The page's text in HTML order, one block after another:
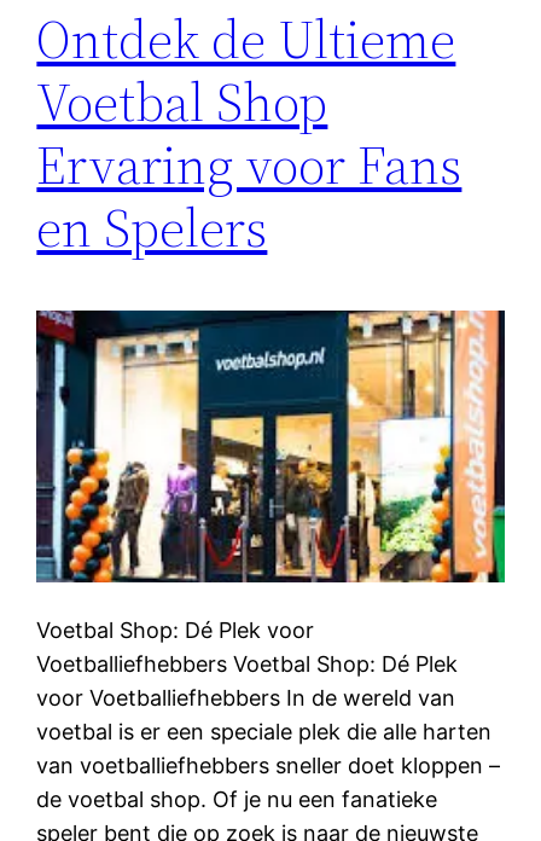
Ontdek de Ultieme
Voetbal Shop
Ervaring voor Fans
en Spelers
Voetbal Shop: Dé Plek voor
Voetballiefhebbers Voetbal Shop: Dé Plek
voor Voetballiefhebbers In de wereld van
voetbal is er een speciale plek die alle harten
van voetballiefhebbers sneller doet kloppen –
de voetbal shop. Of je nu een fanatieke
speler bent die op zoek is naar de nieuwste